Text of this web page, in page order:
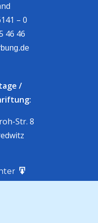
– 0
46 46
/
Str. 8